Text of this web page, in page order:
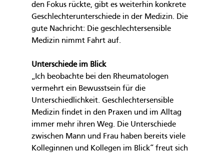
den Fokus rückte, gibt es weiterhin konkrete
Geschlechterunterschiede in der Medizin. Die
gute Nachricht: Die geschlechtersensible
Medizin nimmt Fahrt auf.
Unterschiede im Blick
„Ich beobachte bei den Rheumatologen
vermehrt ein Bewusstsein für die
Unterschiedlichkeit. Geschlechtersensible
Medizin findet in den Praxen und im Alltag
immer mehr ihren Weg. Die Unterschiede
zwischen Mann und Frau haben bereits viele
Kolleginnen und Kollegen im Blick“ freut sich